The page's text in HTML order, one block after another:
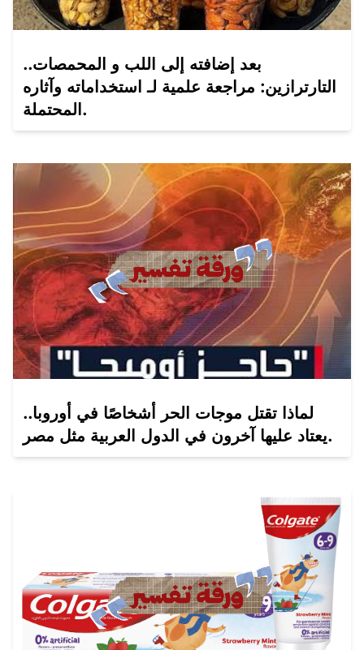
بعد إضافته إلى اللب و المحمصات..
التارترازين: مراجعة علمية لـ استخداماته وآثاره
المحتملة.
لماذا تقتل موجات الحر أشخاصًا في أوروبا..
يعتاد عليها آخرون في الدول العربية مثل مصر.